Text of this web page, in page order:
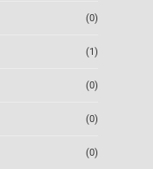
(0)
(1)
(0)
(0)
(0)